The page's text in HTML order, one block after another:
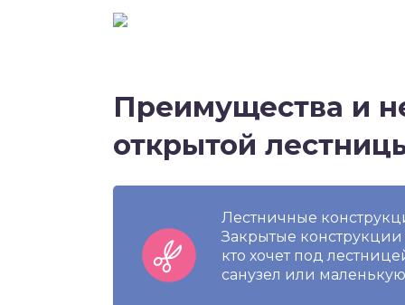
Преимущества и
открытой
Лестничные
Закрытые конструкции
кто хочет под
санузел или